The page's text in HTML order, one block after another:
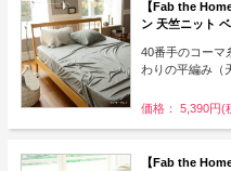
【Fab the
ン 天竺ニット
40番手のコーマ
わりの平編み（
価格： 5,390円(
【Fab the